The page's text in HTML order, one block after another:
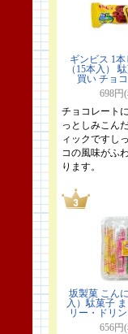
ギンビス 1
（15本入）
買い チョ
698円
チョコレート
っとしみこん
ィックですし
コの風味がふ
ります。
坂製菓 こん
入）駄菓子
リー・ドリ
656円